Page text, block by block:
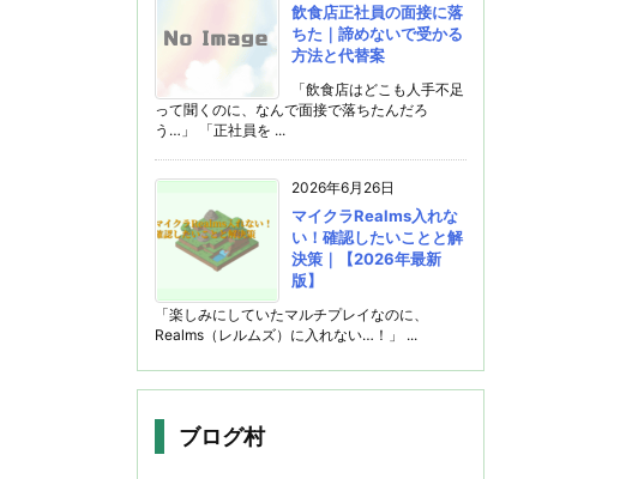
飲食店正社員の面接に落
ちた｜諦めないで受かる
方法と代替案
「飲食店はどこも人手不足
って聞くのに、なんで面接で落ちたんだろ
う…」 「正社員を ...
2026年6月26日
マイクラRealms入れな
い！確認したいことと解
決策｜【2026年最新
版】
「楽しみにしていたマルチプレイなのに、
Realms（レルムズ）に入れない…！」 ...
ブログ村